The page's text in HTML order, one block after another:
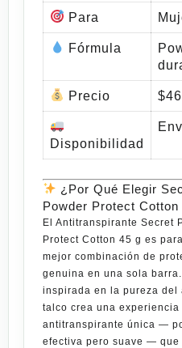
Para
Fórmula
Precio
Disponibilidad
¿Por Qué Elegir
Powder Protect Cotton
El Antitranspirante Secret
Protect Cotton 45 g es
mejor combinación de
genuina en una sola
inspirada en la pureza del
talco crea una experiencia
antitranspirante única —
efectiva pero suave —